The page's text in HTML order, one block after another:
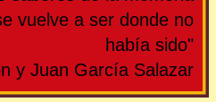
vuelve a ser donde no
había sido"
y Juan García Salazar